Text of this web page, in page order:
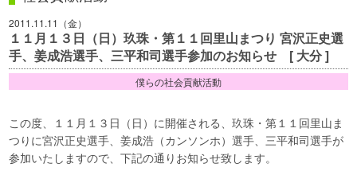
2011.11.11（金）
１１月１３日（日）玖珠・第１１回里山まつり 宮沢正史選
手、姜成浩選手、三平和司選手参加のお知らせ [ 大分 ]
僕らの社会貢献活動
この度、１１月１３日（日）に開催される、玖珠・第１１回里山ま
つりに宮沢正史選手、姜成浩（カンソンホ）選手、三平和司選手が
参加いたしますので、下記の通りお知らせ致します。